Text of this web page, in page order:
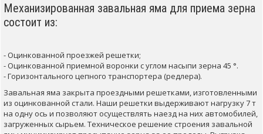
Механизированная завальная яма для приема зерна
состоит из:
- Оцинкованной проезжей решетки;
- Оцинкованной приемной воронки суглом насыпи зерна 45 °.
-Горизонтального цепного транспортера (редлера).
Завальная яма закрыта проездными решетками изготовленными
из оцинкованной стали. Наши решетки выдерживаютнагрузку7 т
на одну ось и позволяют осуществлять наезд на них автомобилей
загруженных сырьем. Техническое решение строения завальной